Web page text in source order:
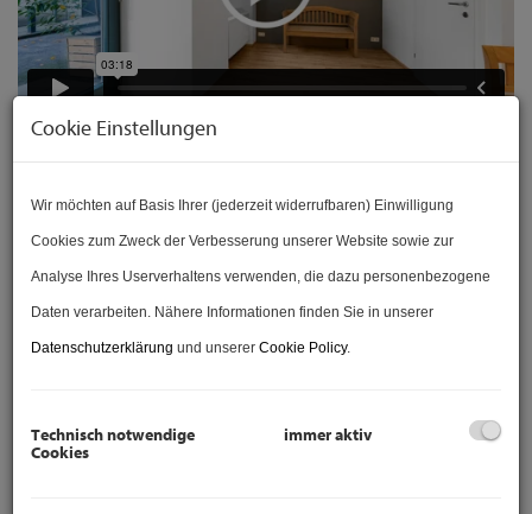
ZUR U4 PILGRAMGASSE
Cookie Einstellungen
Wir möchten auf Basis Ihrer (jederzeit widerrufbaren) Einwilligung
Cookies zum Zweck der Verbesserung unserer Website sowie zur
Analyse Ihres Userverhaltens verwenden, die dazu personenbezogene
Daten verarbeiten. Nähere Informationen finden Sie in unserer
Datenschutzerklärung und unserer Cookie Policy.
Technisch notwendige
Cookies
immer aktiv